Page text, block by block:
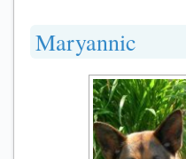
Maryannic